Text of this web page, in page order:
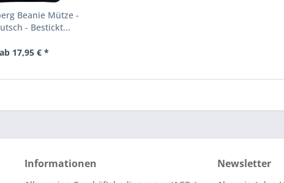
Beanie Mütze -
- Bestickt...
ab 17,95 € *
Informationen Newsletter